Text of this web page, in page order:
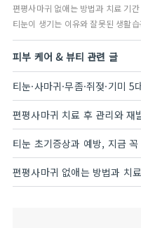
편평사마귀 없애는 방법과 치료 기
티눈이 생기는 이유와 잘못된 생활
피부 케어 & 뷰티 관련 글
편평사마귀 치료 후 관리와 재
티눈 초기증상과 예방, 지금
편평사마귀 없애는 방법과 치